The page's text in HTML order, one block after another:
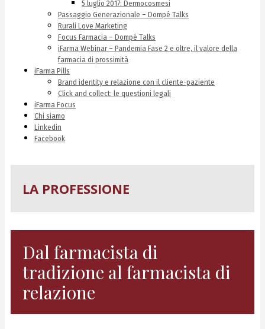
5 luglio 2017: Dermocosmesi
Passaggio Generazionale – Dompé Talks
Rurali Love Marketing
Focus Farmacia – Dompé Talks
iFarma Webinar – Pandemia Fase 2 e oltre, il valore della
farmacia di prossimità
iFarma Pills
Brand identity e relazione con il cliente-paziente
Click and collect: le questioni legali
iFarma Focus
Chi siamo
Linkedin
Facebook
LA PROFESSIONE
Dal farmacista di
tradizione al farmacista di
relazione